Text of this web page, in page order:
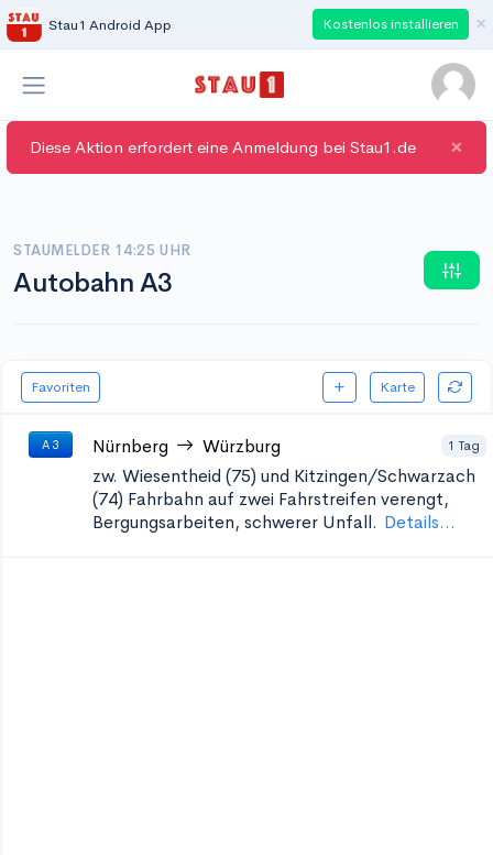
Stau1 Android App Kostenlos installieren ×
Diese Aktion erfordert eine Anmeldung bei Stau1.de ×
STAUMELDER 14:25 UHR
Autobahn A3
Favoriten Karte
A 3 Nürnberg Würzburg 1 Tag
zw. Wiesentheid (75) und Kitzingen/Schwarzach
(74) Fahrbahn auf zwei Fahrstreifen verengt,
Bergungsarbeiten, schwerer Unfall. Details...